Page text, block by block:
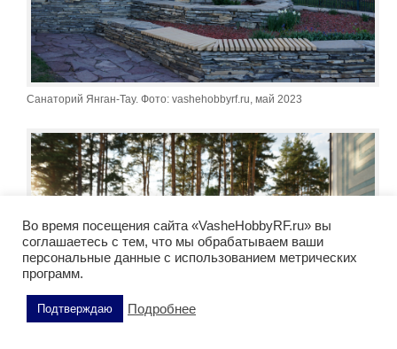
Санаторий Янган-Тау. Фото: vashehobbyrf.ru, май 2023
Во время посещения сайта «VasheHobbyRF.ru» вы
соглашаетесь с тем, что мы обрабатываем ваши
персональные данные с использованием метрических
программ.
Подтверждаю Подробнее